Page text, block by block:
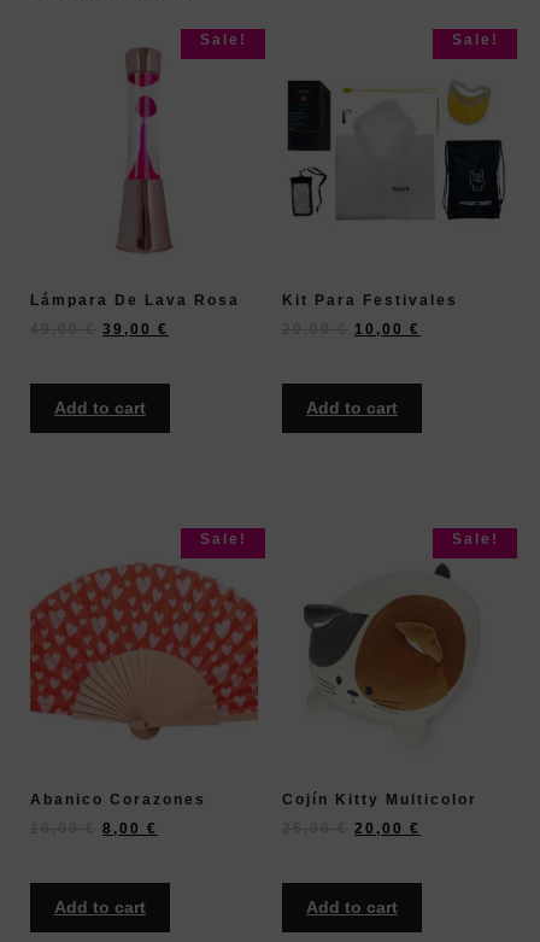
Sale!
Lámpara De Lava Rosa
39,00 €
Add to cart
Sale!
Kit Para Festivales
10,00 €
Add to cart
Sale!
Abanico Corazones
8,00 €
Add to cart
Sale!
Cojín Kitty Multicolor
20,00 €
Add to cart